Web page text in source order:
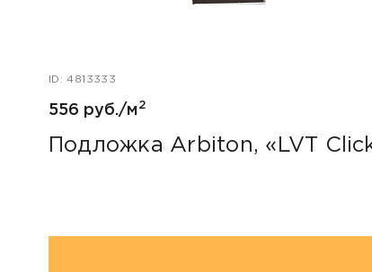
ID: 4813333
556 руб./м2
Подложка Arbiton, «LVT